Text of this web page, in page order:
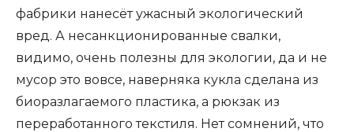
фабрики нанесёт ужасный экологический
вред. А несанкционированные свалки,
видимо, очень полезны для экологии, да и не
мусор это вовсе, наверняка кукла сделана из
биоразлагаемого пластика, а рюкзак из
переработанного текстиля. Нет сомнений, что